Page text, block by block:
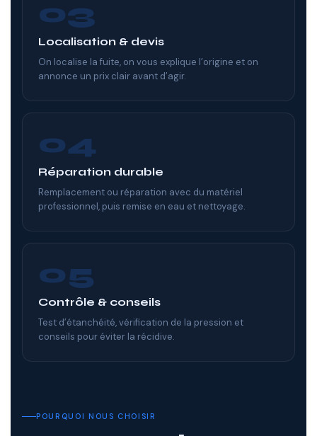
03
Localisation & devis
On localise la fuite, on vous explique l’origine et on
annonce un prix clair avant d’agir.
04
Réparation durable
Remplacement ou réparation avec du matériel
professionnel, puis remise en eau et nettoyage.
05
Contrôle & conseils
Test d’étanchéité, vérification de la pression et
conseils pour éviter la récidive.
POURQUOI NOUS CHOISIR